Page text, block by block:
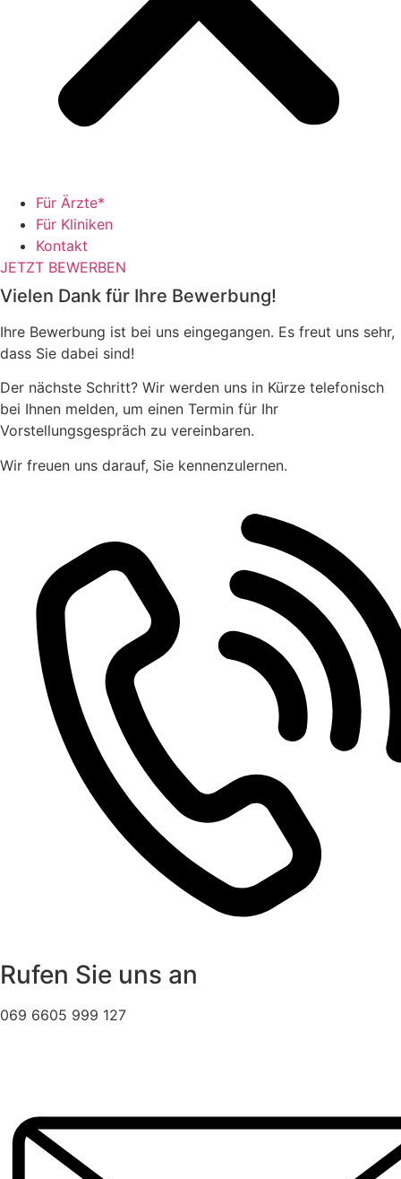
Für Ärzte*
Für Kliniken
Kontakt
JETZT BEWERBEN
Vielen Dank für Ihre Bewerbung!
Ihre Bewerbung ist bei uns eingegangen. Es freut uns sehr,
dass Sie dabei sind!
Der nächste Schritt? Wir werden uns in Kürze telefonisch
bei Ihnen melden, um einen Termin für Ihr
Vorstellungsgespräch zu vereinbaren.
Wir freuen uns darauf, Sie kennenzulernen.
Rufen Sie uns an
069 6605 999 127